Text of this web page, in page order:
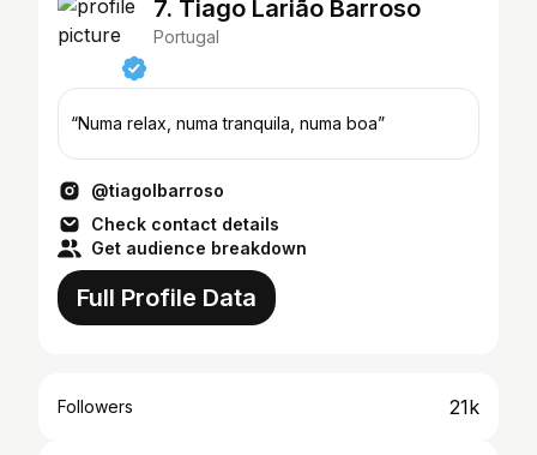
7. Tiago Larião Barroso
Portugal
“Numa relax, numa tranquila, numa boa”
@tiagolbarroso
Check contact details
Get audience breakdown
Full Profile Data
Followers 21k